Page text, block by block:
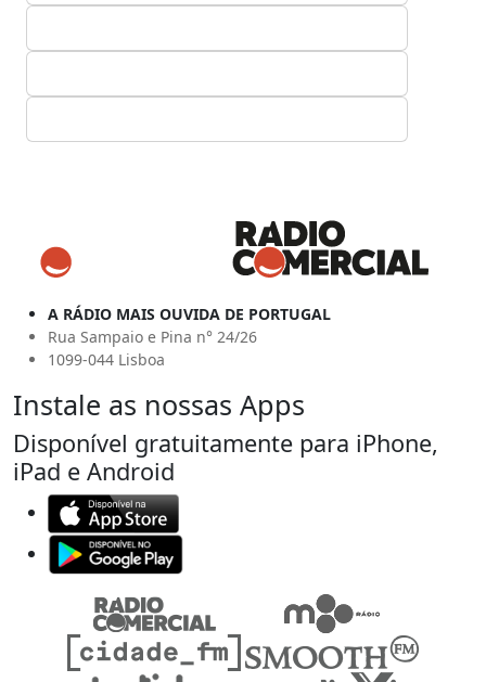
A RÁDIO MAIS OUVIDA DE PORTUGAL
Rua Sampaio e Pina n° 24/26
1099-044 Lisboa
Instale as nossas Apps
Disponível gratuitamente para iPhone,
iPad e Android